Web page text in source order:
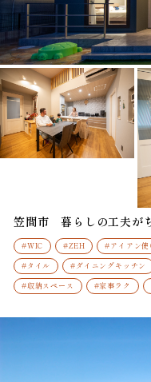
笠間市 暮らしの工夫が
#WIC #ZEH #アイアン使
#タイル
#ダイニングキッチン
#収納スペース
#家事ラク